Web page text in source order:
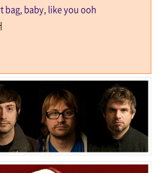
bag, baby, like you ooh